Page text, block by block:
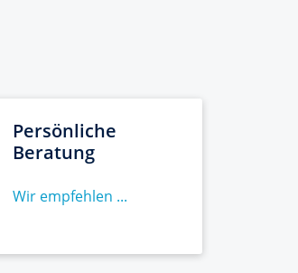
Persönliche
Beratung
Wir empfehlen ...